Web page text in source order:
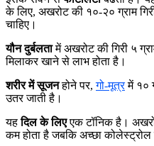
के लिए, अखरोट की १०-२० ग्राम
चाहिए।
यौन दुर्बलतामें अखरोट की गिरी ५
मिलाकर खाने से लाभ होता है।
शरीर में सूजनहोने पर,गो-मूत्रमें १०
उतर जाती है।
यहदिल के लिएएक टॉनिक है।
कम होता है जबकि अच्छा कोलेस्ट्रोल